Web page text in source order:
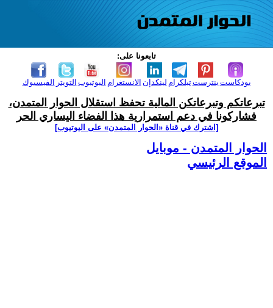
تابعونا على:
الفيسبوك التويتر اليوتيوب الانستغرام لينكدإن تيلكرامبنترست بودكاست
تبرعاتكم وتبرعاتكن المالية تحفظ استقلال الحوار المتمدن،
فشاركونا في دعم استمرارية هذا الفضاء اليساري الحر
[اشترك في قناة ‫«الحوار المتمدن» على اليوتيوب]
الحوار المتمدن - موبايل
الموقع الرئيسي